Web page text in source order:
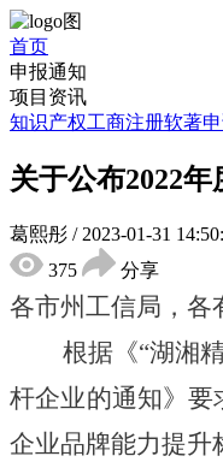
首页
申报通知
项目资讯
知识产权工商注册软著
关于公布2022
葛熙彤 / 2023-01-31
375
分享
各市州工信局，各
根据《“湖湘精
杆企业的通知》要
企业品牌能力提升